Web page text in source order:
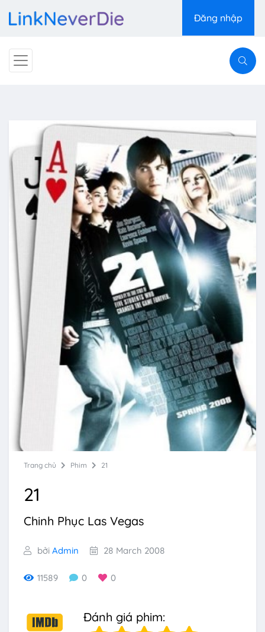
Đăng nhập
Trang chủ Phim 21
21
Chinh Phục Las Vegas
bởi Admin 28 March 2008
11589 0 0
Đánh giá phim: